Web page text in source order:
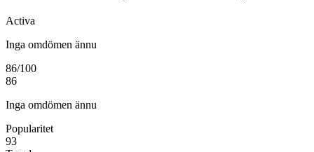
Activa
Inga omdömen ännu
86/100
86
Inga omdömen ännu
Popularitet
93